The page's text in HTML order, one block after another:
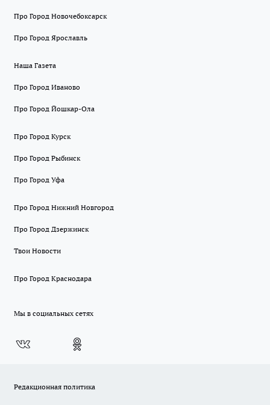
Про Город Новочебоксарск
Про Город Ярославль
Наша Газета
Про Город Иваново
Про Город Йошкар-Ола
Про Город Курск
Про Город Рыбинск
Про Город Уфа
Про Город Нижний Новгород
Про Город Дзержинск
Твои Новости
Про Город Краснодара
Мы в социальных сетях
Редакционная политика